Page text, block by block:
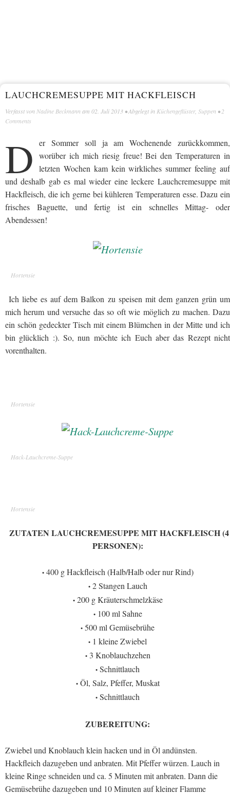
LAUCHCREMESUPPE MIT HACKFLEISCH
Verfasst von Nadine Beckmann am 02. Juli 2013 • Abgelegt in Küchengeflüster, Suppen •2
Comments
D
er Sommer soll ja am Wochenende zurückkommen,
worüber ich mich riesig freue! Bei den Temperaturen in
letzten Wochen kam kein wirkliches summer feeling auf
und deshalb gab es mal wieder eine leckere Lauchcremesuppe mit
Hackfleisch, die ich gerne bei kühleren Temperaturen esse. Dazu ein
frisches Baguette, und fertig ist ein schnelles Mittag- oder
Abendessen!
Hortensie
Ich liebe es auf dem Balkon zu speisen mit dem ganzen grün um
mich herum und versuche das so oft wie möglich zu machen. Dazu
ein schön gedeckter Tisch miteinem Blümchen in der Mitte und ich
bin glücklich :). So, nun möchte ich Euch aber das Rezept nicht
vorenthalten.
Hortensie
Hack-Lauchcreme-Suppe
Hortensie
ZUTATEN LAUCHCREMESUPPE MIT HACKFLEISCH (4
PERSONEN):
•400 g Hackfleisch (Halb/Halb oder nur Rind)
•2 Stangen Lauch
•200 g Kräuterschmelzkäse
•100 ml Sahne
• 500 ml Gemüsebrühe
• 1 kleine Zwiebel
•3 Knoblauchzehen
• Schnittlauch
•Öl, Salz, Pfeffer, Muskat
• Schnittlauch
ZUBEREITUNG:
Zwiebel und Knoblauch klein hacken und in Öl andünsten.
Hackfleich dazugeben und anbraten. Mit Pfeffer würzen. Lauch in
kleine Ringe schneiden und ca. 5 Minuten mit anbraten. Dann die
Gemüsebrühe dazugeben und 10 Minuten auf kleiner Flamme